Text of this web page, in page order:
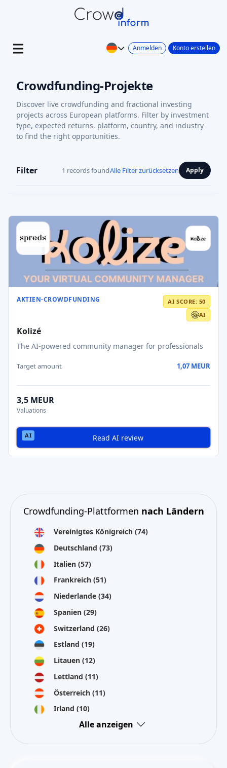
Anmelden Konto erstellen
Crowdfunding-Projekte
Discover live crowdfunding and fractional investing
projects across European platforms. Filter by investment
type, expected returns, platform, country, and industry
to find the right opportunities.
Filter 1 records foundAlle Filter zurücksetzen Apply
AKTIEN-CROWDFUNDING
AI SCORE: 50
AI
Kolizé
The AI-powered community manager for professionals
Target amount 1,07 MEUR
3,5 MEUR
Valuations
Read AI review
Crowdfunding-Plattformen nach Ländern
Vereinigtes Königreich (74)
Deutschland (73)
Italien (57)
Frankreich (51)
Niederlande (34)
Spanien (29)
Switzerland (26)
Estland (19)
Litauen (12)
Lettland (11)
Österreich (11)
Irland (10)
Alle anzeigen